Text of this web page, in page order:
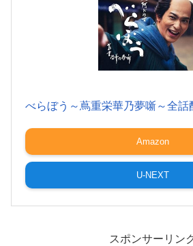
べらぼう～蔦重栄華乃夢噺～全話
Amazon
U-NEXT
スポンサーリン